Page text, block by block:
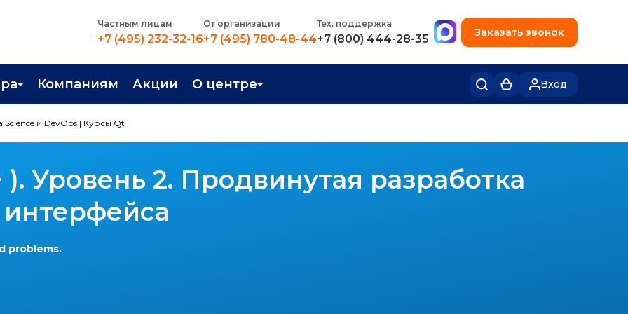
Частным лицам
+7 (495) 232-32-16
От организации
+7 (495) 780-48-44
Тех. поддержка
+7 (800) 444-28-35
+7 (495) 780-48-49
Заказать звонок
Компаниям Акции О центре
О центре
Вход
и DevOps | Курсы Qt
Уровень 2. Продвинутая разработка
интерфейса
problems.